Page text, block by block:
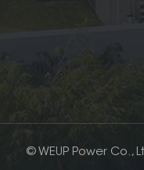
© WEUP Power Co.,